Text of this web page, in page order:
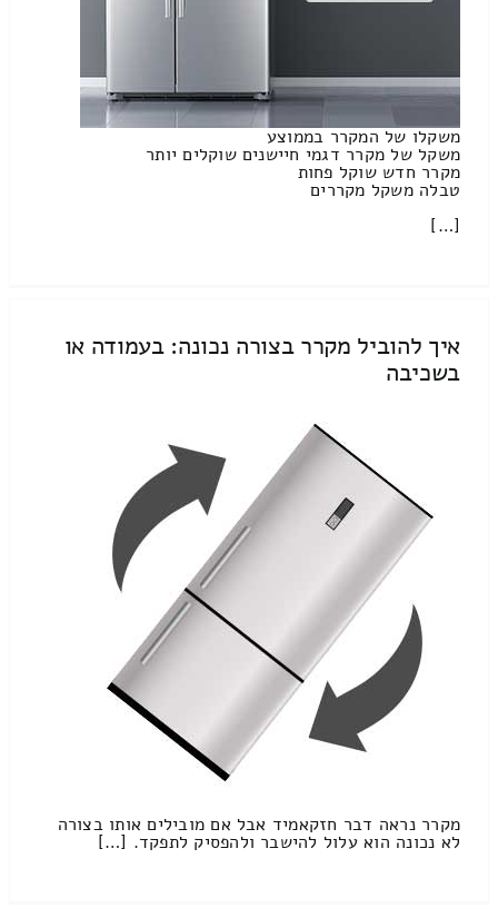
משקלו של המקרר בממוצע
משקל של מקרר דגמי חיישנים שוקלים יותר
מקרר חדש שוקל פחות
טבלה משקל מקררים
[…]
איך להוביל מקרר בצורה נכונה: בעמודה או
בשכיבה
מקרר נראה דבר חזקאמיד אבל אם מובילים אותו בצורה
לא נכונה הוא עלול להישבר ולהפסיק לתפקד. […]